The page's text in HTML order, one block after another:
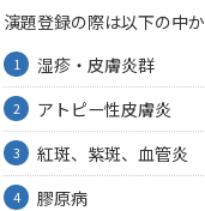
演題登録の際は以下の中
1 湿疹・皮膚炎群
2 アトピー性皮膚炎
3 紅斑、紫斑、血管炎
4 膠原病